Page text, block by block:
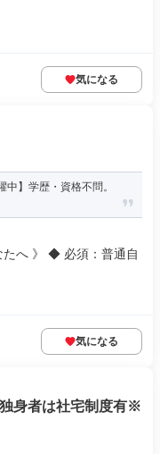
気になる
中】学歴・資格不問。
たへ 》 ◆ 必須：普通自
気になる
身者は社宅制度有※